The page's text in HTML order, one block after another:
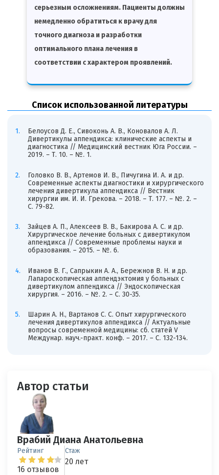
серьезным осложнениям. Пациенты должны
немедленно обратиться к врачу для
точного диагноза и разработки
оптимального плана лечения в
соответствии с характером проявлений.
Список использованной литературы
Белоусов Д. Е., Сивоконь А. В., Коновалов А. Л.
Дивертикулы аппендикса: клинические аспекты и
диагностика // Медицинский вестник Юга России. –
2019. – Т. 10. – №. 1.
Головко В. В., Артемов И. В., Пичугина И. А. и др.
Современные аспекты диагностики и хирургического
лечения дивертикула аппендикса // Вестник
хирургии им. И. И. Грекова. – 2018. – Т. 177. – №. 2. –
С. 79-82.
Зайцев А. П., Алексеев В. В., Бакирова А. С. и др.
Хирургическое лечение больных с дивертикулом
аппендикса // Современные проблемы науки и
образования. – 2015. – №. 6.
Иванов В. Г., Сапрыкин А. А., Бережнов В. Н. и др.
Лапароскопическая аппендэктомия у больных с
дивертикулом аппендикса // Эндоскопическая
хирургия. – 2016. – №. 2. – С. 30-35.
Шарин А. Н., Вартанов С. С. Опыт хирургического
лечения дивертикулов аппендикса // Актуальные
вопросы современной медицины: сб. статей V
Междунар. науч.-практ. конф. – 2017. – С. 132-134.
Автор статьи
Врабий Диана Анатольевна
Рейтинг
16 отзывов
Стаж
20 лет